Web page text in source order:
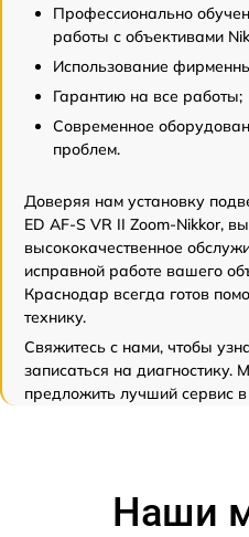
Профессионально
работы с объективами
Использование
Гарантию на все работы;
Современное
проблем.
Доверяя нам установку
ED AF-S VR II Zoom-Nikkor,
высококачественное
исправной работе вашего
Краснодар всегда готов
технику.
Свяжитесь с нами, чтобы
записаться на
предложить лучший сервис
Наши